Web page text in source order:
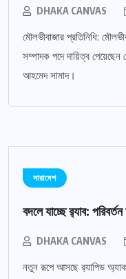
DHAKA CANVAS
মৌলভীবাজার প্রতিনিধি:
সম্পাদক পদে দায়িত্ব পেয়েছেন
আহমেদ সামাদ।
সারাদেশ
বদলে যাচ্ছে র‌্যাব:
DHAKA CANVAS
নতুন রূপে আসছে র‌্যাপিড